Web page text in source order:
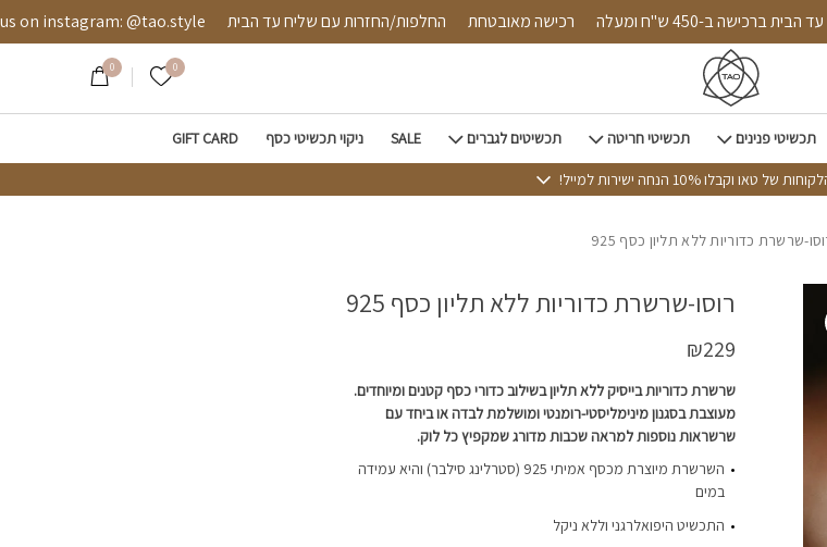
חינם עד הבית ברכישה ב-450 ש"ח ומעלה רכישה מאובטחת החלפות/החזרות עם שליח עד הבית @tao.style
0 הרשימה שלי
0
תכשיטי פנינים תכשיטי חריטה תכשיטים לגברים SALE ניקוי תכשיטי כסף GIFT CARD
וקבלו 10% הנחה ישירות למייל!
שרשרת כדוריות ללא תליון כסף 925
רוסו-שרשרת כדוריות ללא תליון כסף 925
₪229
שרשרת כדוריות בייסיק ללא תליון בשילוב כדורי כסף קטנים ומיוחדים.
מעוצבת בסגנון מינימליסטי-רומנטי ומושלמת לבדה או ביחד עם
שרשראות נוספות למראה שכבות מדורג שמקפיץ כל לוק.
השרשרת מיוצרת מכסף אמיתי 925 (סטרלינג סילבר) והיא עמידה
במים
התכשיט היפואלרגני וללא ניקל
Add